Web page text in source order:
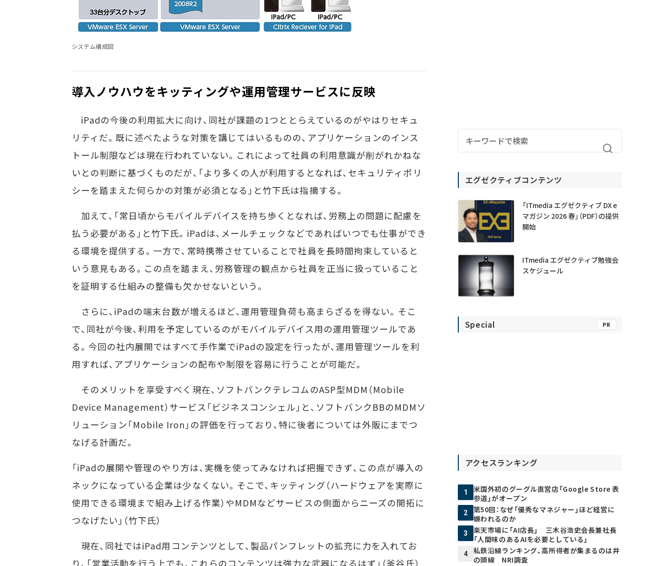
システム構成図
導入ノウハウをキッティングや運用管理サービスに反映
iPadの今後の利用拡大に向け、同社が課題の1つととらえているのがやはりセキュ
リティだ。既に述べたような対策を講じてはいるものの、アプリケーションのインス
トール制限などは現在行われていない。これによって社員の利用意識が削がれかねな
いとの判断に基づくものだが、「より多くの人が利用するとなれば、セキュリティポリ
シーを踏まえた何らかの対策が必須となる」と竹下氏は指摘する。
加えて、「常日頃からモバイルデバイスを持ち歩くとなれば、労務上の問題に配慮を
払う必要がある」と竹下氏。iPadは、メールチェックなどであればいつでも仕事ができ
る環境を提供する。一方で、常時携帯させていることで社員を長時間拘束していると
いう意見もある。この点を踏まえ、労務管理の観点から社員を正当に扱っていること
を証明する仕組みの整備も欠かせないという。
さらに、iPadの端末台数が増えるほど、運用管理負荷も高まらざるを得ない。そこ
で、同社が今後、利用を予定しているのがモバイルデバイス用の運用管理ツールであ
る。今回の社内展開ではすべて手作業でiPadの設定を行ったが、運用管理ツールを利
用すれば、アプリケーションの配布や制限を容易に行うことが可能だ。
そのメリットを享受すべく現在、ソフトバンクテレコムのASP型MDM（Mobile
Device Management）サービス「ビジネスコンシェル」と、ソフトバンクBBのMDMソ
リューション「Mobile Iron」の評価を行っており、特に後者については外販にまでつ
なげる計画だ。
「iPadの展開や管理のやり方は、実機を使ってみなければ把握できず、この点が導入の
ネックになっている企業は少なくない。そこで、キッティング（ハードウェアを実際に
使用できる環境まで組み上げる作業）やMDMなどサービスの側面からニーズの開拓に
つなげたい」（竹下氏）
現在、同社ではiPad用コンテンツとして、製品パンフレットの拡充に力を入れてお
り、「営業活動を行う上でも、これらのコンテンツは強力な武器になるはず」（釜谷氏）
エグゼクティブコンテンツ
「ITmedia エグゼクティブ DX e
マガジン 2026 春」（PDF）の提供
開始
ITmedia エグゼクティブ勉強会
スケジュール
Special PR
アクセスランキング
1
米国外初のグーグル直営店「Google Store 表
参道」がオープン
2
第50回：なぜ「優秀なマネジャー」ほど経営に
嫌われるのか
3
楽天市場に「AI店長」 三木谷浩史会長兼社長
「人間味のあるAIを必要としている」
4
私鉄沿線ランキング、高所得者が集まるのは井
の頭線 NRI調査